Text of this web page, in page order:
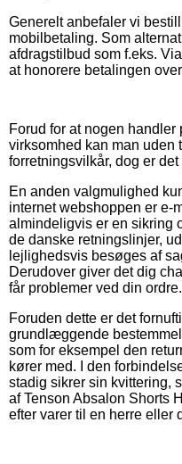
Generelt anbefaler vi
mobilbetaling. Som
afdragstilbud som f.eks.
at honorere betalingen
Forud for at nogen handler
virksomhed kan man uden
forretningsvilkår, dog er
En anden valgmulighed
internet webshoppen er e-
almindeligvis er en sikring
de danske retningslinjer,
lejlighedsvis besøges af
Derudover giver det dig
får problemer ved din ordre.
Foruden dette er det
grundlæggende
som for eksempel den
kører med. I den
stadig sikrer sin kvittering,
af Tenson Absalon Shorts
efter varer til en herre eller